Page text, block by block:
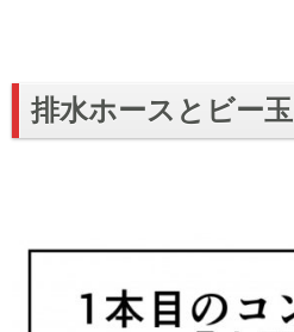
排水ホースとビー玉